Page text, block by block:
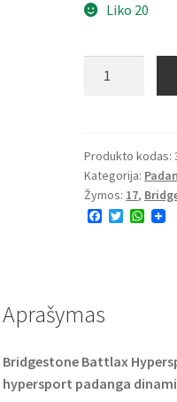
Liko 20
22
180/60
ZR
17
Produkto kodas:
Kategorija:
Žymos: 17,
F
k
T
W
Aprašymas
Bridgestone Battlax
hypersport padanga